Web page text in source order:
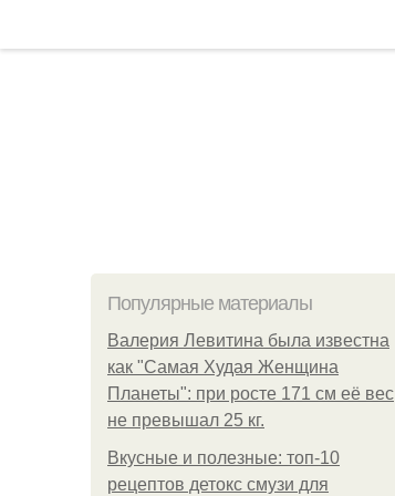
Популярные материалы
Валерия Левитина была известна
как "Самая Худая Женщина
Планеты": при росте 171 см её вес
не превышал 25 кг.
Вкусные и полезные: топ-10
рецептов детокс смузи для